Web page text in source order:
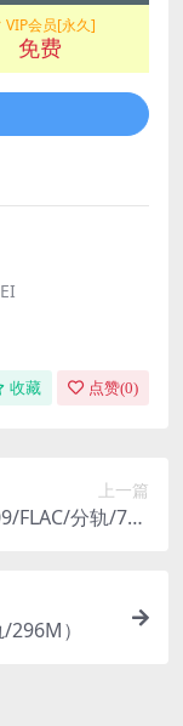
VIP会员[永久]
免费
收藏 点赞(0)
上一篇
FLAC/分轨/781
）